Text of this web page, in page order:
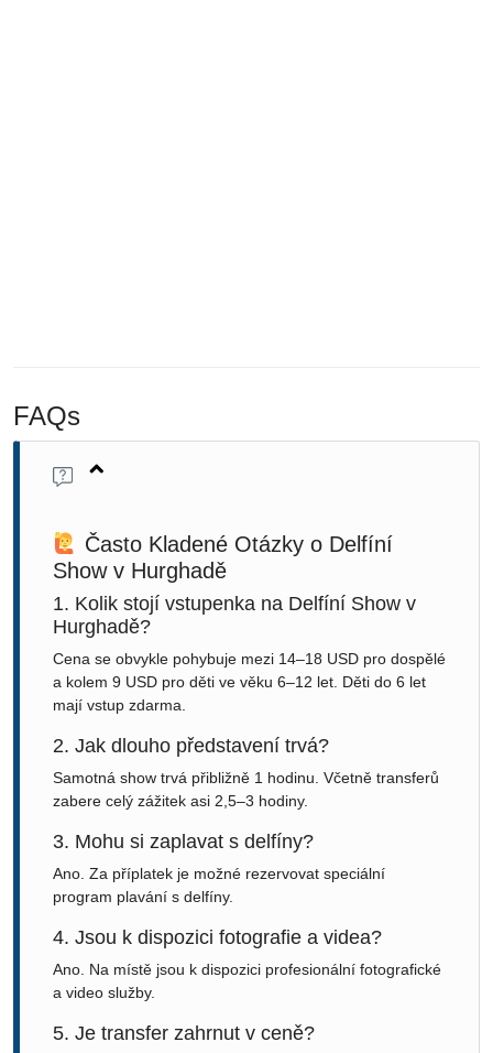
FAQs
Často Kladené Otázky o Delfíní
Show v Hurghadě
1. Kolik stojí vstupenka na Delfíní Show v
Hurghadě?
Cena se obvykle pohybuje mezi 14–18 USD pro dospělé
a kolem 9 USD pro děti ve věku 6–12 let. Děti do 6 let
mají vstup zdarma.
2. Jak dlouho představení trvá?
Samotná show trvá přibližně 1 hodinu. Včetně transferů
zabere celý zážitek asi 2,5–3 hodiny.
3. Mohu si zaplavat s delfíny?
Ano. Za příplatek je možné rezervovat speciální
program plavání s delfíny.
4. Jsou k dispozici fotografie a videa?
Ano. Na místě jsou k dispozici profesionální fotografické
a video služby.
5. Je transfer zahrnut v ceně?